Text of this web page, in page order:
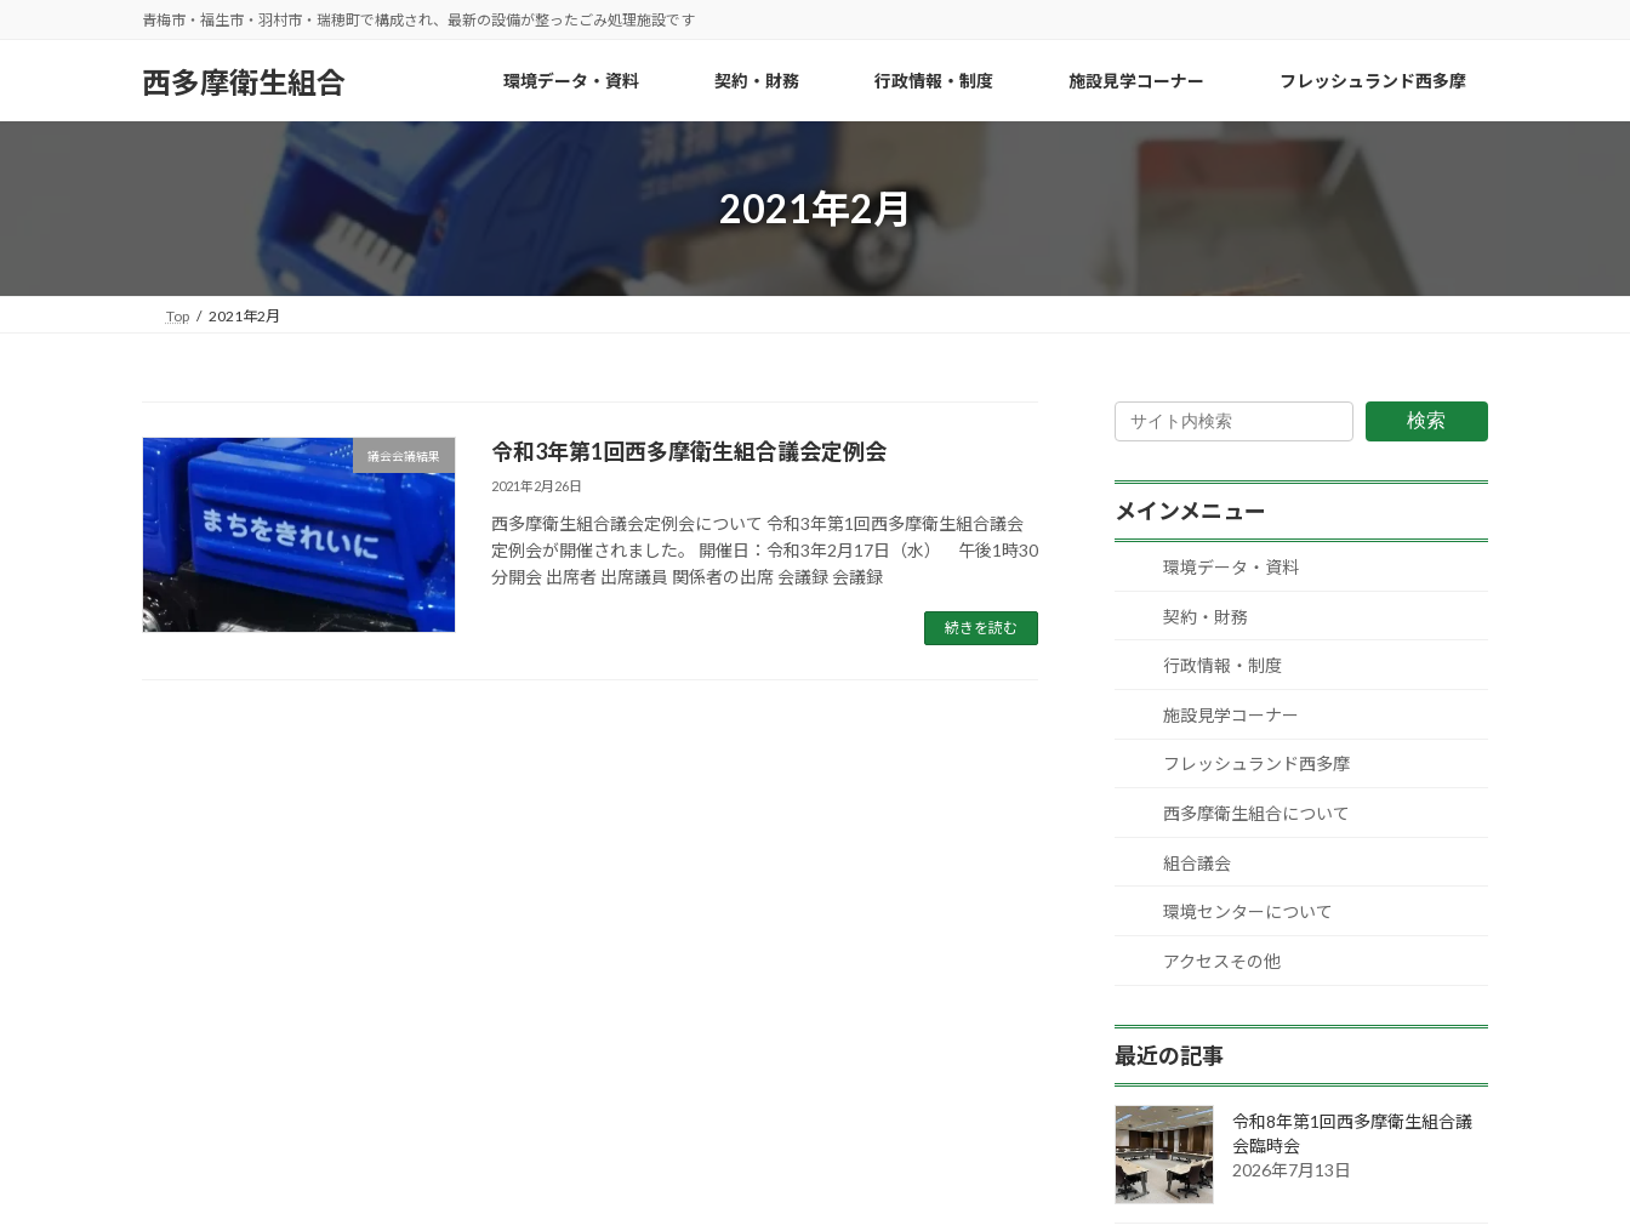
青梅市・福生市・羽村市・瑞穂町で構成され、最新の設備が整ったごみ処理施設です
西多摩衛生組合 環境データ・資料 契約・財務 行政情報・制度 施設見学コーナー フレッシュランド西多摩
2021年2月
Top 2021年2月
議会会議結果 令和3年第1回西多摩衛生組合議会定例会
2021年2月26日
西多摩衛生組合議会定例会について 令和3年第1回西多摩衛生組合議会
定例会が開催されました。 開催日：令和3年2月17日（水） 午後1時30
分開会 出席者 出席議員 関係者の出席 会議録 会議録
続きを読む
検索
メインメニュー
環境データ・資料
契約・財務
行政情報・制度
施設見学コーナー
フレッシュランド西多摩
西多摩衛生組合について
組合議会
環境センターについて
アクセスその他
最近の記事
令和8年第1回西多摩衛生組合議
会臨時会
2026年7月13日